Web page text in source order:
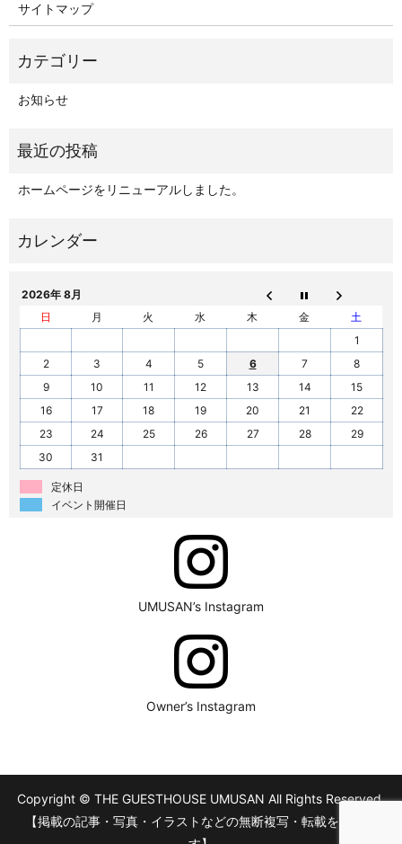
サイトマップ
お知らせ
ホームページをリニューアルしました。
2026年 8月
日
月 火 水 木 金
土
1
2
3 4 5 6 7
8
9
10 11 12 13 14
15
16
17 18 19 20 21
22
23
24 25 26 27 28
29
30
31
定休日
イベント開催日
UMUSAN’s Instagram
Owner’s Instagram
Copyright © THE GUESTHOUSE UMUSAN All Rights Reserved.
【掲載の記事・写真・イラストなどの無断複写・転載を禁じま